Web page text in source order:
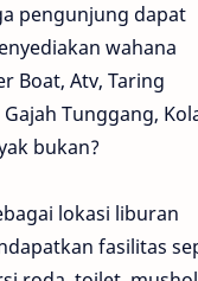
pengunjung dapat
wahana
Boat, Atv, Taring
Tunggang,
bukan?
lokasi liburan
fasilitas